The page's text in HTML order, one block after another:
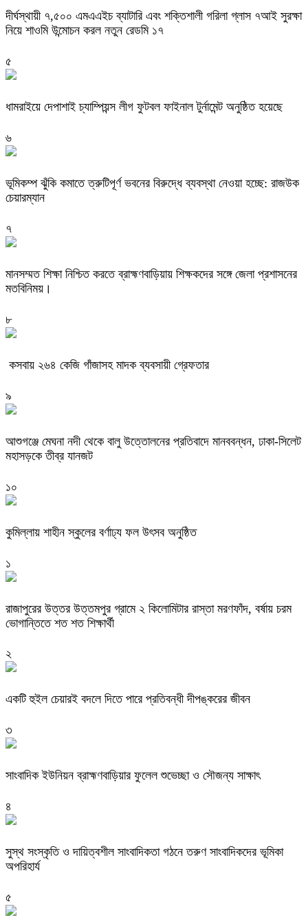
দীর্ঘস্থায়ী ৭,৫০০ এমএএইচ ব্যাটারি এবং শক্তিশালী গরিলা গ্লাস ৭আই সুরক্ষা
নিয়ে শাওমি উন্মোচন করল নতুন রেডমি ১৭
৫
ধামরাইয়ে দেপাশাই চ্যাম্পিয়ন্স লীগ ফুটবল ফাইনাল টুর্নামেন্ট অনুষ্ঠিত হয়েছে
৬
ভূমিকম্প ঝুঁকি কমাতে ত্রুটিপূর্ণ ভবনের বিরুদ্ধে ব্যবস্থা নেওয়া হচ্ছে: রাজউক
চেয়ারম্যান
৭
মানসম্মত শিক্ষা নিশ্চিত করতে ব্রাহ্মণবাড়িয়ায় শিক্ষকদের সঙ্গে জেলা প্রশাসনের
মতবিনিময়।
৮
কসবায় ২৬৪ কেজি গাঁজাসহ মাদক ব্যবসায়ী গ্রেফতার
৯
আশুগঞ্জে মেঘনা নদী থেকে বালু উত্তোলনের প্রতিবাদে মানববন্ধন, ঢাকা-সিলেট
মহাসড়কে তীব্র যানজট
১০
কুমিল্লায় শাহীন স্কুলের বর্ণাঢ্য ফল উৎসব অনুষ্ঠিত
১
রাজাপুরের উত্তর উত্তমপুর গ্রামে ২ কিলোমিটার রাস্তা মরণফাঁদ, বর্ষায় চরম
ভোগান্তিতে শত শত শিক্ষার্থী
২
একটি হুইল চেয়ারই বদলে দিতে পারে প্রতিবন্ধী দীপঙ্করের জীবন
৩
সাংবাদিক ইউনিয়ন ব্রাহ্মণবাড়িয়ার ফুলেল শুভেচ্ছা ও সৌজন্য সাক্ষাৎ
৪
সুস্থ সংস্কৃতি ও দায়িত্বশীল সাংবাদিকতা গঠনে তরুণ সাংবাদিকদের ভূমিকা
অপরিহার্য
৫